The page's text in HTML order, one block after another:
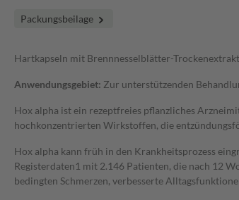
Packungsbeilage
Hartkapseln mit Brennnesselblätter-
Anwendungsgebiet: Zur unterstützenden
Hox alpha ist ein rezeptfreies pflanzliches
hochkonzentrierten Wirkstoffen, die
Hox alpha kann früh in den Krankheitsprozess
Registerdaten1 mit 2.146 Patienten, die nach 12
bedingten Schmerzen, verbesserte